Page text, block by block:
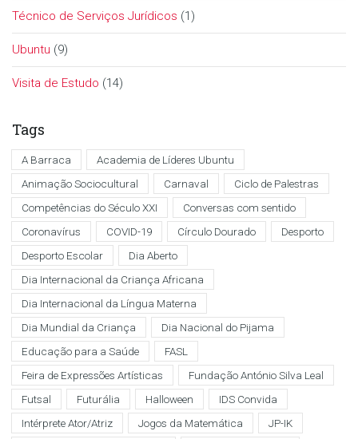
Técnico de Serviços Jurídicos (1)
Ubuntu (9)
Visita de Estudo (14)
Tags
A Barraca
Academia de Líderes Ubuntu
Animação Sociocultural
Carnaval
Ciclo de Palestras
Competências do Século XXI
Conversas com sentido
Coronavírus
COVID-19 Círculo Dourado
Desporto
Desporto Escolar
Dia Aberto
Dia Internacional da Criança Africana
Dia Internacional da Língua Materna
Dia Mundial da Criança
Dia Nacional do Pijama
Educação para a Saúde
FASL
Feira de Expressões Artísticas
Fundação António Silva Leal
Futsal
Futurália Halloween
IDS Convida
Intérprete Ator/Atriz
Jogos da Matemática
JP-IK